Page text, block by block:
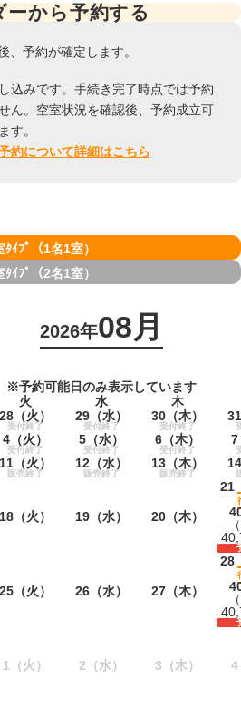
ーから予約する
、予約が確定します。
込みです。手続き完了時点では予約
ん。空室状況を確認後、予約成立可
す。
約について詳細はこちら
ﾀｲﾌﾟ（1名1室）
ﾀｲﾌﾟ（2名1室）
2026年08月
※予約可能日のみ表示しています
火 水
木
28 （火）
受付終了
29 （水）
受付終了
30 （木）
受付終了
31
4 （火）
受付終了
5 （水）
受付終了
6 （木）
受付終了
7
11 （火）
販売終了
12 （水）
販売終了
13 （木）
販売終了
14
18 （火） 19 （水） 20 （木）
21
25 （火） 26 （水） 27 （木）
28
1 （火） 2 （水） 3 （木） 4